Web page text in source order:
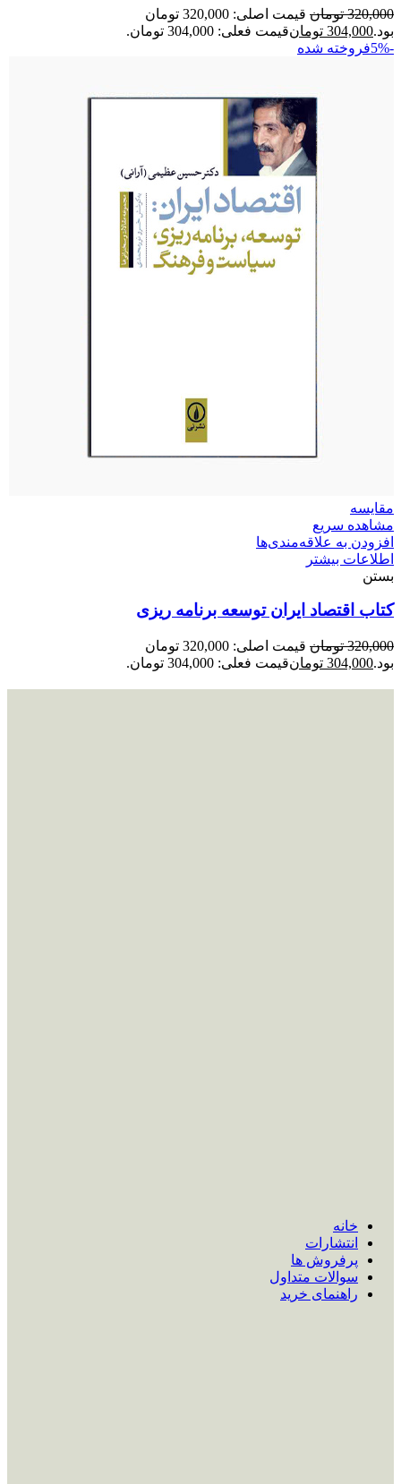
320,000 تومان
قیمت اصلی: 320,000 تومان
بود.304,000 تومانقیمت فعلی: 304,000 تومان.
-5%
فروخته شده
مقایسه
مشاهده سریع
افزودن به علاقه‌مندی‌ها
اطلاعات بیشتر
بستن
کتاب اقتصاد ایران توسعه برنامه ریزی
320,000 تومان
قیمت اصلی: 320,000 تومان
بود.304,000 تومانقیمت فعلی: 304,000 تومان.
خانه
انتشارات
پرفروش ها
سوالات متداول
راهنمای خرید